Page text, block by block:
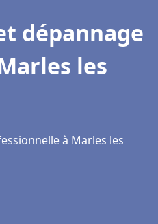
dépannage
les
à Marles les